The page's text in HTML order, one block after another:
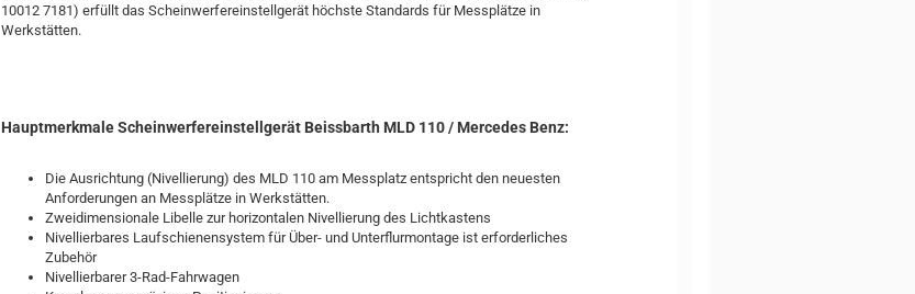
10012 7181) erfüllt das Scheinwerfereinstellgerät höchste Standards für Messplätze in
Werkstätten.
Hauptmerkmale Scheinwerfereinstellgerät Beissbarth MLD 110 / Mercedes Benz:
Die Ausrichtung (Nivellierung) des MLD 110 am Messplatz entspricht den neuesten
Anforderungen an Messplätze in Werkstätten.
Zweidimensionale Libelle zur horizontalen Nivellierung des Lichtkastens
Nivellierbares Laufschienensystem für Über- und Unterflurmontage ist erforderliches
Zubehör
Nivellierbarer 3-Rad-Fahrwagen